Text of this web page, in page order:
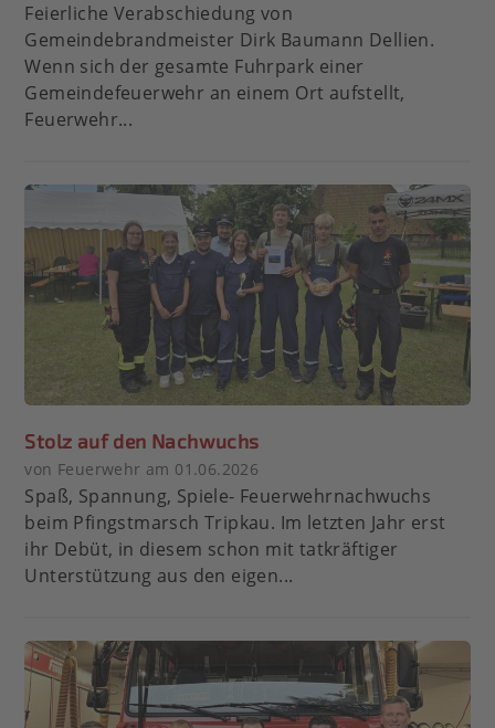
Feierliche Verabschiedung von
Gemeindebrandmeister Dirk Baumann Dellien.
Wenn sich der gesamte Fuhrpark einer
Gemeindefeuerwehr an einem Ort aufstellt,
Feuerwehr...
Stolz auf den Nachwuchs
von Feuerwehr am 01.06.2026
Spaß, Spannung, Spiele- Feuerwehrnachwuchs
beim Pfingstmarsch Tripkau. Im letzten Jahr erst
ihr Debüt, in diesem schon mit tatkräftiger
Unterstützung aus den eigen...